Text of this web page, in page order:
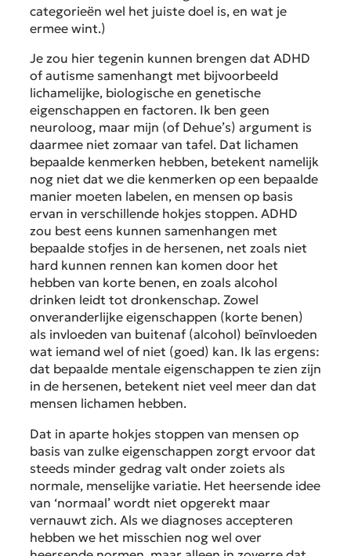
categorieën wel het juiste doel is, en wat je
ermee wint.)
Je zou hier tegenin kunnen brengen dat ADHD
of autisme samenhangt met bijvoorbeeld
lichamelijke, biologische en genetische
eigenschappen en factoren. Ik ben geen
neuroloog, maar mijn (of Dehue’s) argument is
daarmee niet zomaar van tafel. Dat lichamen
bepaalde kenmerken hebben, betekent namelijk
nog niet dat we die kenmerken op een bepaalde
manier moeten labelen, en mensen op basis
ervan in verschillende hokjes stoppen. ADHD
zou best eens kunnen samenhangen met
bepaalde stofjes in de hersenen, net zoals niet
hard kunnen rennen kan komen door het
hebben van korte benen, en zoals alcohol
drinken leidt tot dronkenschap. Zowel
onveranderlijke eigenschappen (korte benen)
als invloeden van buitenaf (alcohol) beïnvloeden
wat iemand wel of niet (goed) kan. Ik las ergens:
dat bepaalde mentale eigenschappen te zien zijn
in de hersenen, betekent niet veel meer dan dat
mensen lichamen hebben.
Dat in aparte hokjes stoppen van mensen op
basis van zulke eigenschappen zorgt ervoor dat
steeds minder gedrag valt onder zoiets als
normale, menselijke variatie. Het heersende idee
van ‘normaal’ wordt niet opgerekt maar
vernauwt zich. Als we diagnoses accepteren
hebben we het misschien nog wel over